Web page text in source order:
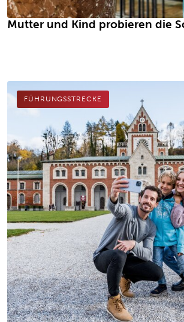
Mutter und Kind probieren die
FÜHRUNGSSTRECKE